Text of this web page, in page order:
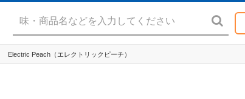
Electric Peach（エレクトリックピーチ）